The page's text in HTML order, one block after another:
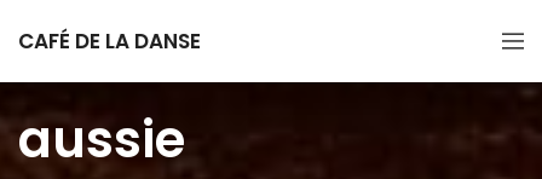
CAFÉ DE LA DANSE
aussie